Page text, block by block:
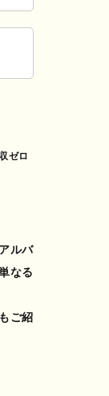
ゼロ
アルバ
なる
ご紹